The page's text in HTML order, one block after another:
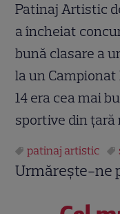
Patinaj Artistic
a încheiat
bună clasare a
la un Campionat
14 era cea mai
sportive din țară
patinaj artistic
Urmărește-ne